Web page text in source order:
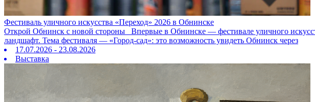
Фестиваль уличного искусства «Переход» 2026 в Обнинске
Открой Обнинск с новой стороны Впервые в Обнинске — фестивале уличного
ландшафт. Тема фестиваля — «Город‑сад»: это возможность увидеть Обнинск через
17.07.2026 - 23.08.2026
Выставка